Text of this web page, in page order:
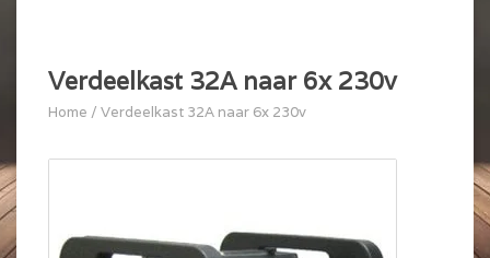
Verdeelkast 32A naar 6x 230v
Home / Verdeelkast 32A naar 6x 230v